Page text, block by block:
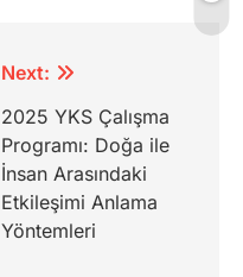
Next:
2025 YKS Çalışma
Programı: Doğa ile
İnsan Arasındaki
Etkileşimi Anlama
Yöntemleri